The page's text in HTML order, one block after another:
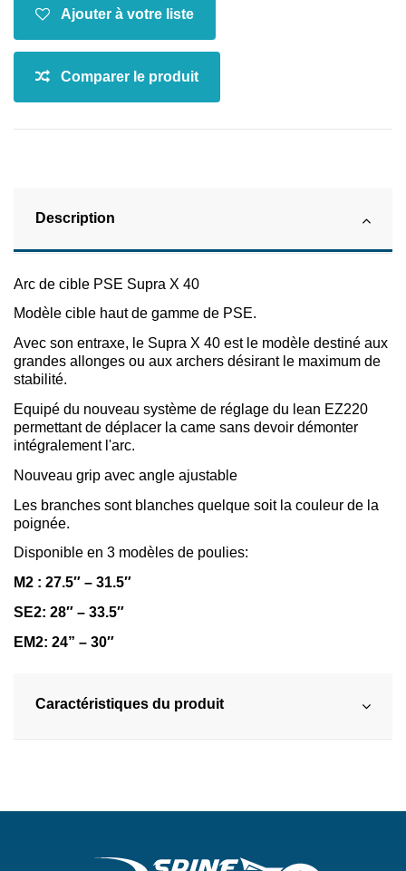
Description
Arc de cible PSE Supra X 40
Modèle cible haut de gamme de PSE.
Avec son entraxe, le Supra X 40 est le modèle destiné aux
grandes allonges ou aux archers désirant le maximum de
stabilité.
Equipé du nouveau système de réglage du lean EZ220
permettant de déplacer la came sans devoir démonter
intégralement l'arc.
Nouveau grip avec angle ajustable
Les branches sont blanches quelque soit la couleur de la
poignée.
Disponible en 3 modèles de poulies:
M2 : 27.5″ – 31.5″
SE2: 28″ – 33.5″
EM2: 24” – 30″
Caractéristiques du produit